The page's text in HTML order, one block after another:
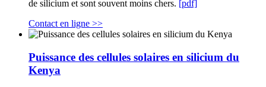
de silicium et sont souvent moins chers. [pdf]
Contact en ligne >>
Puissance des cellules solaires en silicium du
Kenya